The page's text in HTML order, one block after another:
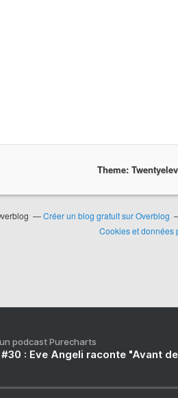
Theme:
Créer un blog gratuit sur Overblog
Cookies et données
un podcast Purecharts
#30 : Eve Angeli raconte "Avant